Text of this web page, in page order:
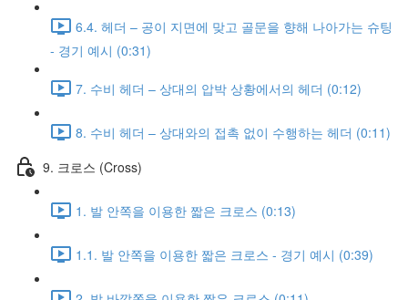
6.4. 헤더 – 공이 지면에 맞고 골문을 향해 나아가는 슈팅
- 경기 예시 (0:31)
7. 수비 헤더 – 상대의 압박 상황에서의 헤더 (0:12)
8. 수비 헤더 – 상대와의 접촉 없이 수행하는 헤더 (0:11)
9. 크로스 (Cross)
1. 발 안쪽을 이용한 짧은 크로스 (0:13)
1.1. 발 안쪽을 이용한 짧은 크로스 - 경기 예시 (0:39)